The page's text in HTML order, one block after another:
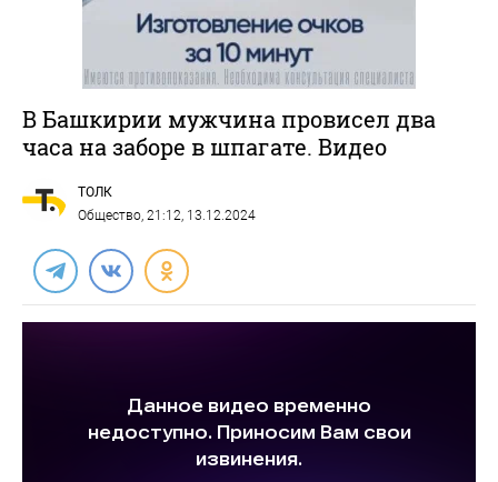
В Башкирии мужчина провисел два
часа на заборе в шпагате. Видео
ТОЛК
Общество, 21:12, 13.12.2024